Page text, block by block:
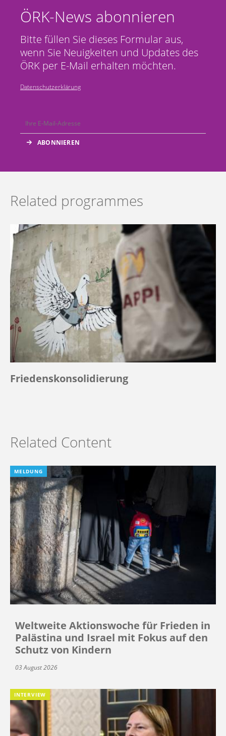
ÖRK-News abonnieren
Bitte füllen Sie dieses Formular aus,
wenn Sie Neuigkeiten und Updates des
ÖRK per E-Mail erhalten möchten.
Datenschutzerklärung
Related programmes
Friedenskonsolidierung
Related Content
MELDUNG
Weltweite Aktionswoche für Frieden in
Palästina und Israel mit Fokus auf den
Schutz von Kindern
03 August 2026
INTERVIEW